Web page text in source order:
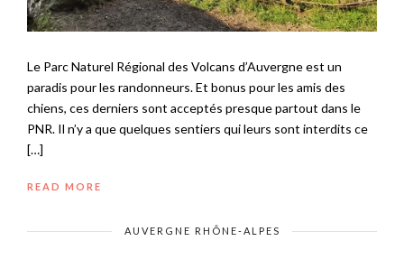
Le Parc Naturel Régional des Volcans d’Auvergne est un
paradis pour les randonneurs. Et bonus pour les amis des
chiens, ces derniers sont acceptés presque partout dans le
PNR. Il n’y a que quelques sentiers qui leurs sont interdits ce
[…]
READ MORE
AUVERGNE RHÔNE-ALPES